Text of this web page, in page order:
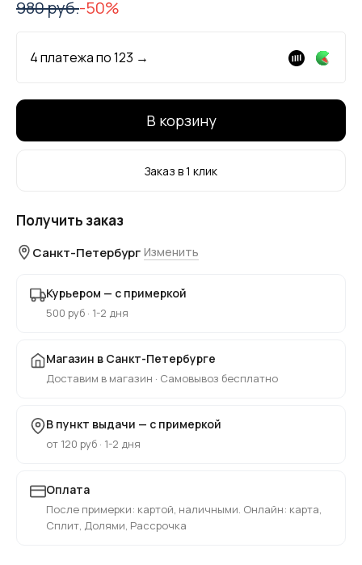
980 руб.-50%
4 платежа по123 →
В корзину
Заказ в 1 клик
Получить заказ
Санкт-Петербург Изменить
Курьером — с примеркой
500 руб · 1-2 дня
Магазин в Санкт-Петербурге
Доставим в магазин · Самовывоз бесплатно
В пункт выдачи — с примеркой
от 120 руб · 1-2 дня
Оплата
После примерки: картой, наличными. Онлайн: карта,
Сплит, Долями, Рассрочка